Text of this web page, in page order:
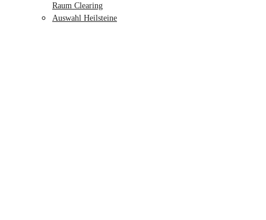
Raum Clearing
Auswahl Heilsteine